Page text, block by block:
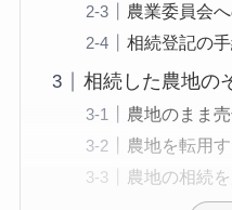
農業委員会
相続登記の
相続した農地の
農地のまま
農地を転用
農地の相続